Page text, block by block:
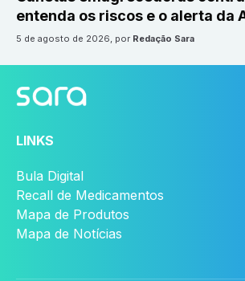
entenda os riscos e o alerta da
5 de agosto de 2026, por Redação Sara
LINKS
Bula Digital
Recall de Medicamentos
Mapa de Produtos
Mapa de Notícias